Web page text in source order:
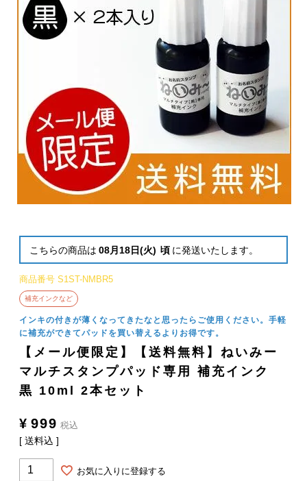
こちらの商品は 08月18日(火) 頃 に発送いたします。
商品番号 S1ST-NMBR5
補充インクなど
インキの付きが薄くなってきたなと思ったらご使用ください。手軽
に補充ができてパッドを買い替えるよりお得です。
【メール便限定】【送料無料】ねいみー
マルチスタンプパッド専用 補充インク
黒 10ml 2本セット
¥ 999 税込
送料込
お気に入りに登録する